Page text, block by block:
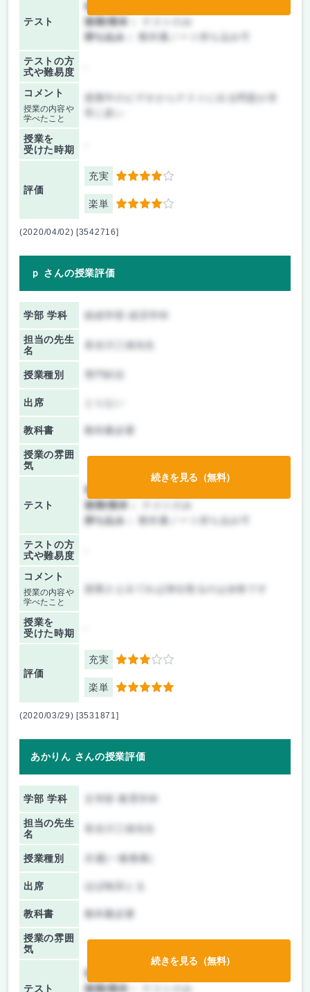
テスト
前期/中間：
後期/期末：
持ち込み：
教科書ノート持ち込み可
テストの方
式や難易度
コメント
授業の内容や
学べたこと
授業を
受けた時期
評価
充実 4
楽単 4
(2020/04/02) [3542716]
ｐ さんの授業評価
学部 学科 政経学部 経済学科
担当の先生
名
授業種別
出席
教科書 教科書必要
授業の雰囲
気
テスト
前期/中間：
後期/期末：
持ち込み：
教科書ノート持ち込み可
テストの方
式や難易度
コメント
授業の内容や
学べたこと
授業を
受けた時期
評価
充実 3
楽単 5
続きを見る（無料）
(2020/03/29) [3531871]
あかりん さんの授業評価
学部 学科
担当の先生
名
授業種別 共通(一般教養)
出席 ほぼ毎回とる
教科書 教科書必要
授業の雰囲
気
テスト
前期/中間：
後期/期末：
続きを見る（無料）